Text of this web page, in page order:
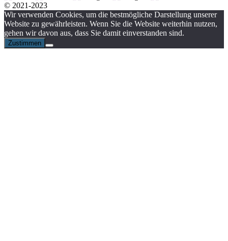
© 2021-2023
Wir verwenden Cookies, um die bestmögliche Darstellung unserer
Website zu gewährleisten. Wenn Sie die Website weiterhin nutzen,
gehen wir davon aus, dass Sie damit einverstanden sind.
Zustimmen